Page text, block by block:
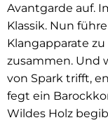
Avantgarde auf.
Klassik. Nun
Klangapparate
zusammen. Und
von Spark trifft,
fegt ein
Wildes Holz